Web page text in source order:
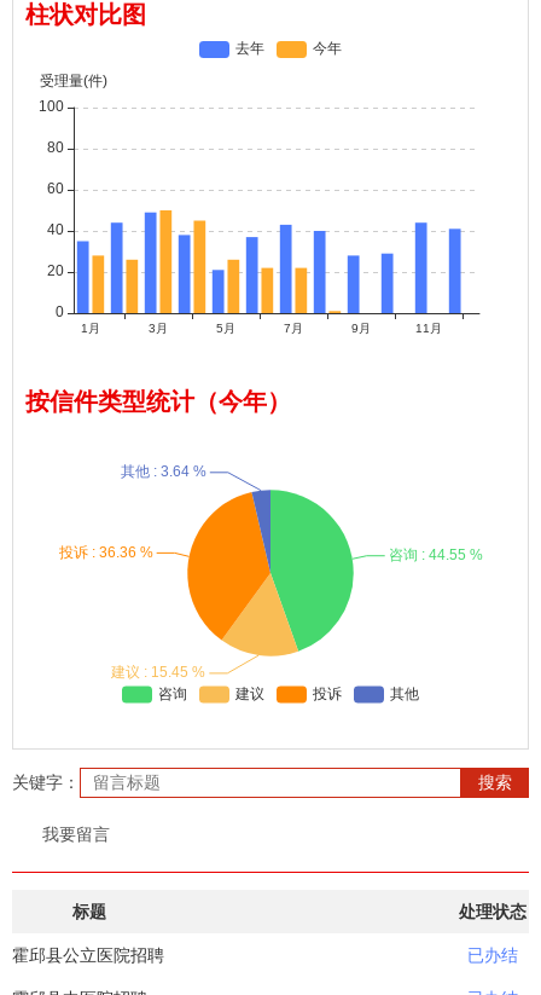
淫秽、色情、赌博、暴力、凶杀、恐怖等信息。
（三）谢绝发布转让、广告、供求信息。
（四）承担一切因留言直接或间接导致的民事或刑事法律责任。
（五）以下情况将不予受理或审核：
（2）无实质性内容或内容不具体，无法核实的；
（4）与政府职责无关、不属于政府管理权限范围的，个人纠纷等
（6）已定性且实行信访终结处理的；
（7）留言多次重复的；
对发布违反、违背上述条款的留言及留言人，将采取限制发布、
限制功能等，对留言信息内容给予删减或不予发布。
在网站发布，将根据您的许可状态及留言内容进行判定。留言审核人
员根据留言内容、诉求，调整受理单位，以便留言诉求更快更好解
四、留言办理及反馈
您的留言按照六安市人民政府办公室《关于开展市政府网站在线
回复的通知》（六政办秘〔2005〕136号）、《关于进一步加强政府
网站建设和管理的通知》（六政办明电〔2013〕56号）、《关于进一
步加强政府网站信息内容建设的通知》（六政办〔2015〕22号）、
《关于进一步规范网上留言办理工作的通知》（六政办秘〔2020〕74
号 ）等文件精神，及时给与受理、交办、督办、回复。原则上，咨询
理情况通过手机短信方式进行反馈，其中网络渠道留言您亦可通过六
安市人民政府网“会员中心”查看留言办理进度、结果等。
根据您对留言“是否公开”的许可状态以及留言内容，确定留言是
否公开。公开的留言选登在相关栏目内。留言办结后，欢迎您对答复
柱状对比图
按信件类型统计（今年）
关键字：
我要留言
标题 处理状态
霍邱县公立医院招聘 已办结